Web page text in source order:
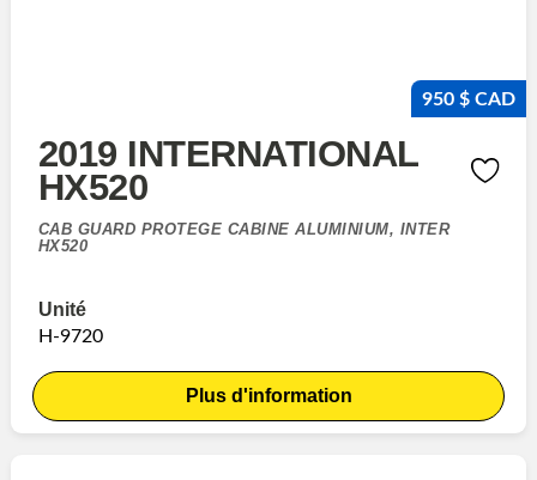
950 $ CAD
2019 INTERNATIONAL
HX520
CAB GUARD PROTEGE CABINE ALUMINIUM, INTER
HX520
Unité
H-9720
Plus d'information